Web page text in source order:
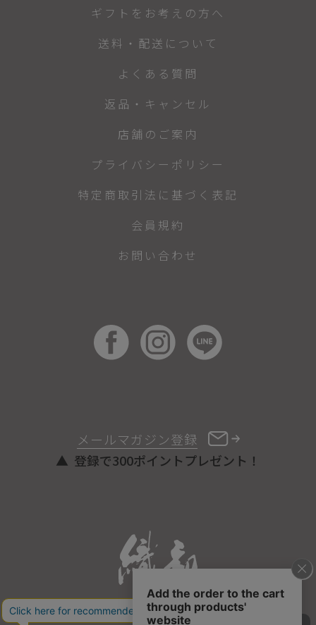
ONLINE STORE
メールマガジン登録
登録で300ポイントプレゼント！
ギフトをお考えの方へ
送料・配送について
よくある質問
返品・キャンセル
店舗のご案内
プライバシーポリシー
特定商取引法に基づく表記
会員規約
お問い合わせ